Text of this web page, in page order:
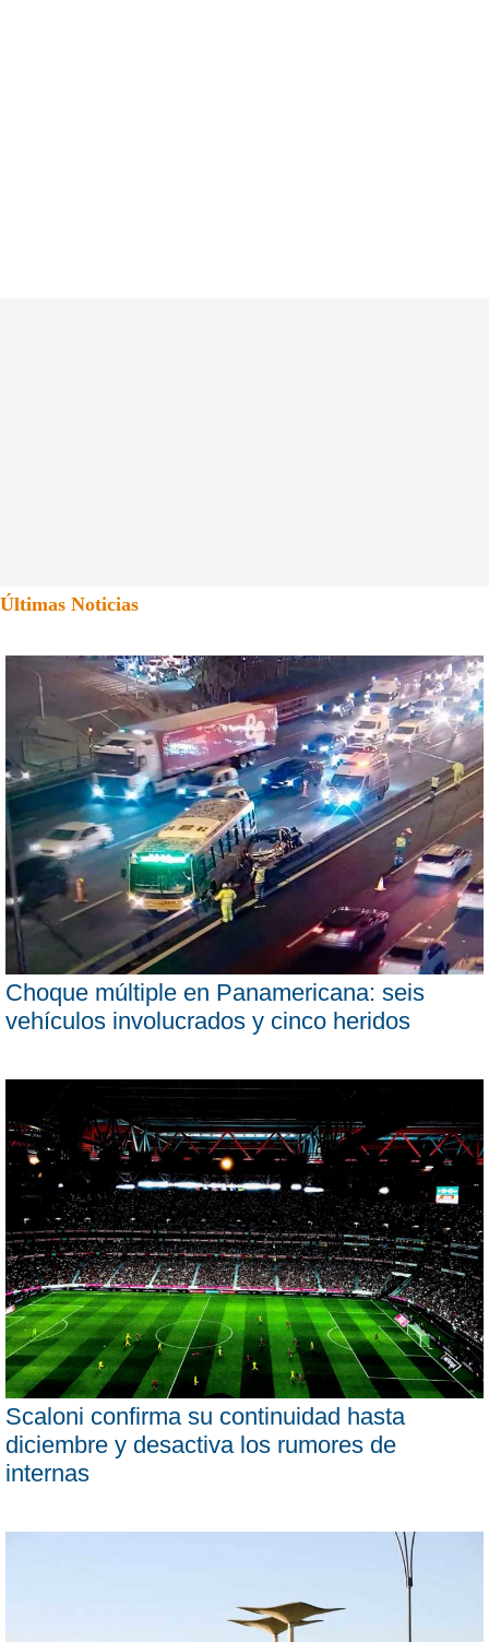
Últimas Noticias
Choque múltiple en Panamericana: seis
vehículos involucrados y cinco heridos
Scaloni confirma su continuidad hasta
diciembre y desactiva los rumores de
internas